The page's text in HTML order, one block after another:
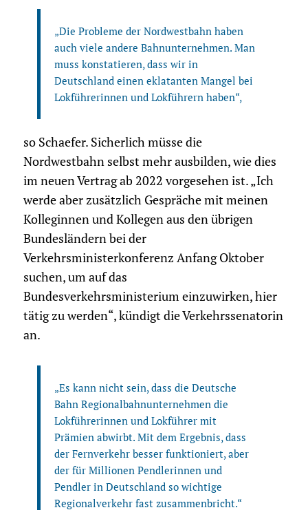
„Die Probleme der Nordwestbahn haben
auch viele andere Bahnunternehmen. Man
muss konstatieren, dass wir in
Deutschland einen eklatanten Mangel bei
Lokführerinnen und Lokführern haben“,
so Schaefer. Sicherlich müsse die
Nordwestbahn selbst mehr ausbilden, wie dies
im neuen Vertrag ab 2022 vorgesehen ist. „Ich
werde aber zusätzlich Gespräche mit meinen
Kolleginnen und Kollegen aus den übrigen
Bundesländern bei der
Verkehrsministerkonferenz Anfang Oktober
suchen, um auf das
Bundesverkehrsministerium einzuwirken, hier
tätig zu werden“, kündigt die Verkehrssenatorin
an.
„Es kann nicht sein, dass die Deutsche
Bahn Regionalbahnunternehmen die
Lokführerinnen und Lokführer mit
Prämien abwirbt. Mit dem Ergebnis, dass
der Fernverkehr besser funktioniert, aber
der für Millionen Pendlerinnen und
Pendler in Deutschland so wichtige
Regionalverkehr fast zusammenbricht.“